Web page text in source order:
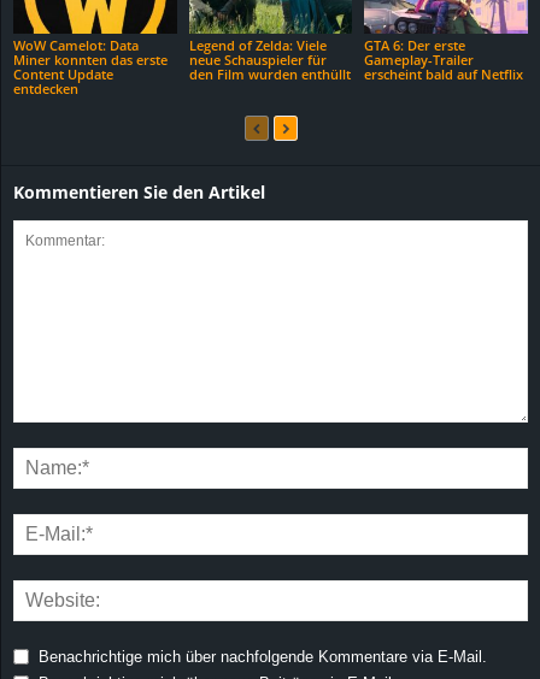
WoW Camelot: Data
Miner konnten das erste
Content Update
entdecken
Legend of Zelda: Viele
neue Schauspieler für
den Film wurden enthüllt
GTA 6: Der erste
Gameplay-Trailer
erscheint bald auf Netflix
Kommentieren Sie den Artikel
Benachrichtige mich über nachfolgende Kommentare via E-Mail.